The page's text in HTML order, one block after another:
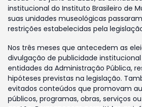
institucional do Instituto Brasileiro de
suas unidades museológicas
restrições estabelecidas pela
Nos três meses que antecedem as
divulgação de publicidade
entidades da Administração Pública,
hipóteses previstas na legislação.
evitados conteúdos que promovam
públicos, programas, obras, serviços